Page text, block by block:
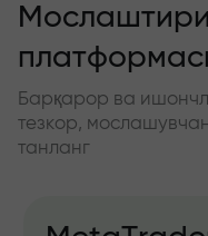
Барқарор ва
тезкор,
танланг